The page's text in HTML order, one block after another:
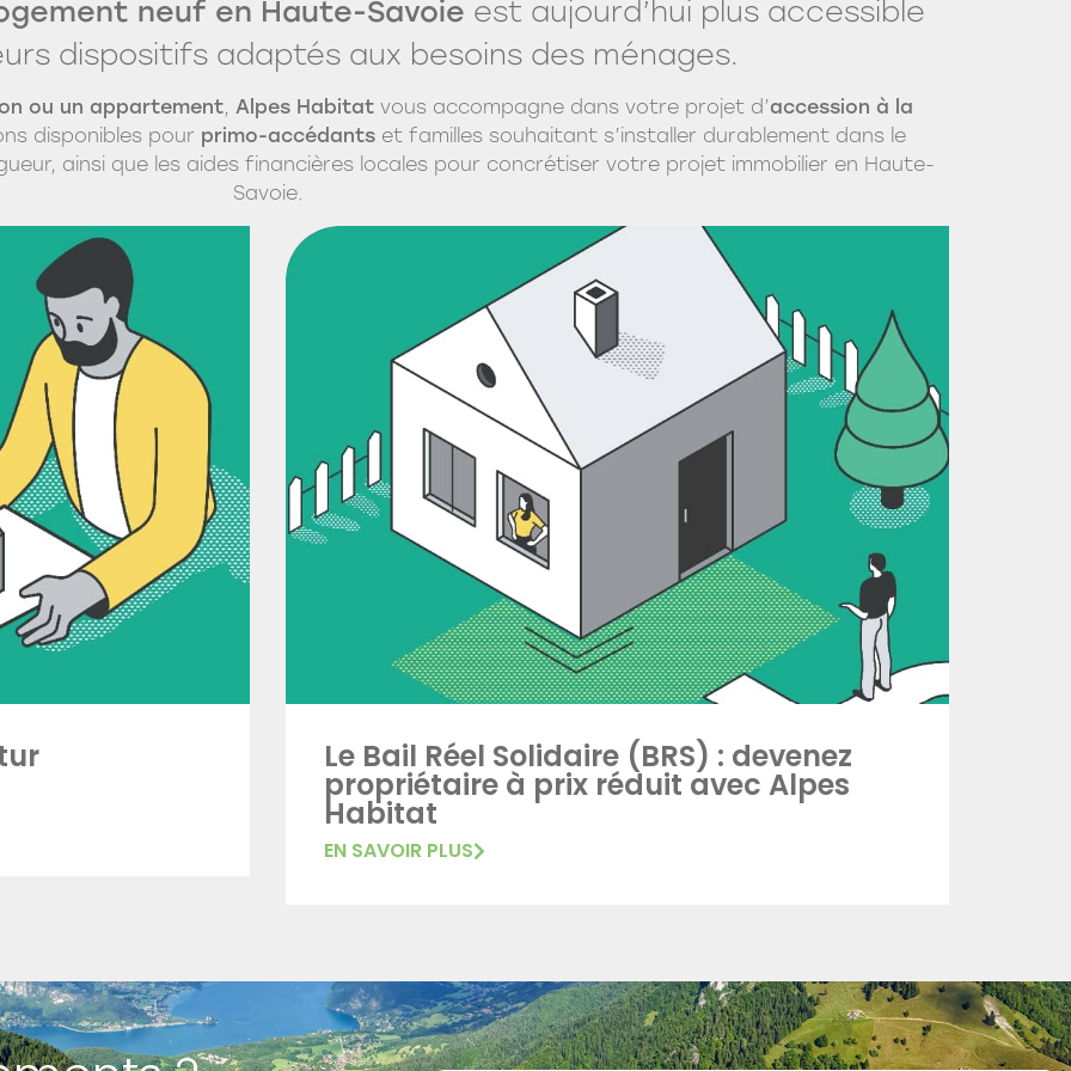
SAINT-SIGISMOND
Les Balcons de Saint-Si
BRENTHONNE
L'écrin de Jade
Voir tous les programmes
neuf en Haute-Savoie est aujourd’hui plus accessible
dispositifs adaptés aux besoins des ménages.
ou un appartement, Alpes Habitat vous accompagne dans votre projet d’accession à la
disponibles pour primo-accédantset familles souhaitant s’installer durablement dans le
ainsi que les aides financières locales pour concrétiser votre projet immobilier en Haute-
Savoie.
Le Bail Réel Solidaire (BRS) : devenez
propriétaire à prix réduit avec Alpes
Habitat
EN SAVOIR PLUS